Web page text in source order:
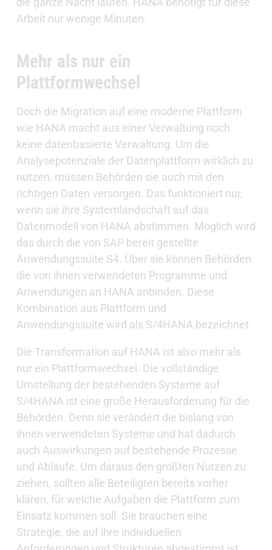
Arbeit nur wenige Minuten.
Mehr als nur ein
Plattformwechsel
Doch die Migration auf eine moderne Plattform
wie HANA macht aus einer Verwaltung noch
keine datenbasierte Verwaltung. Um die
Analysepotenziale der Datenplattform wirklich zu
nutzen, müssen Behörden sie auch mit den
richtigen Daten versorgen. Das funktioniert nur,
wenn sie ihre Systemlandschaft auf das
Datenmodell von HANA abstimmen. Möglich wird
das durch die von SAP bereit gestellte
Anwendungssuite S4. Über sie können Behörden
die von ihnen verwendeten Programme und
Anwendungen an HANA anbinden. Diese
Kombination aus Plattform und
Anwendungssuite wird als S/4HANA bezeichnet.
Die Transformation auf HANA ist also mehr als
nur ein Plattformwechsel. Die vollständige
Umstellung der bestehenden Systeme auf
S/4HANA ist eine große Herausforderung für die
Behörden. Denn sie verändert die bislang von
ihnen verwendeten Systeme und hat dadurch
auch Auswirkungen auf bestehende Prozesse
und Abläufe. Um daraus den größten Nutzen zu
ziehen, sollten alle Beteiligten bereits vorher
klären, für welche Aufgaben die Plattform zum
Einsatz kommen soll. Sie brauchen eine
Strategie, die auf ihre individuellen